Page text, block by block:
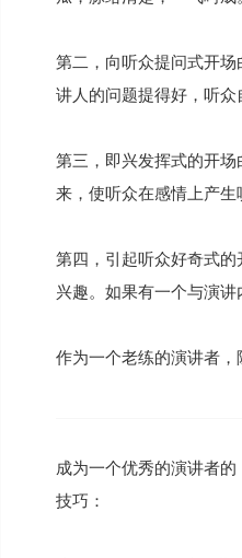
第二，向听众提问式开
讲人的问题提得好，听
第三，即兴发挥式的开
来，使听众在感情上产生
第四，引起听众好奇式
兴趣。如果有一个与演
作为一个老练的演讲者
成为一个优秀的演讲者
技巧：